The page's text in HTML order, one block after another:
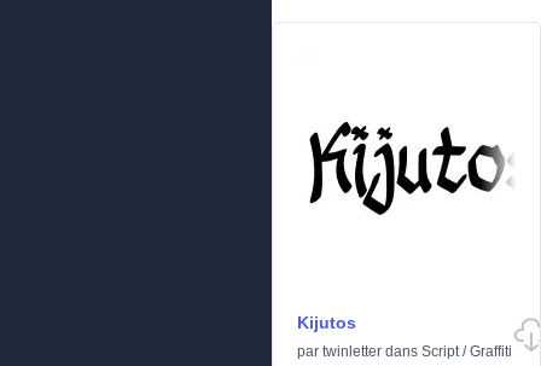
Kijutos
par twinletter dans Script/Graffiti